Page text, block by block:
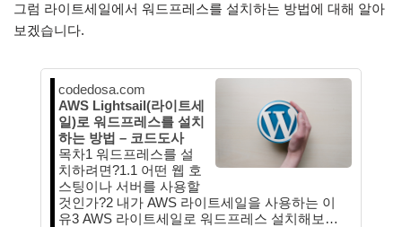
그럼 라이트세일에서 워드프레스를 설치하는 방법에 대해 알아
보겠습니다.
codedosa.com
AWS Lightsail(라이트세
일)로 워드프레스를 설치
하는 방법 – 코드도사
목차1 워드프레스를 설
치하려면?1.1 어떤 웹 호
스팅이나 서버를 사용할
것인가?2 내가 AWS 라이트세일을 사용하는 이
유3 AWS 라이트세일로 워드프레스 설치해보…